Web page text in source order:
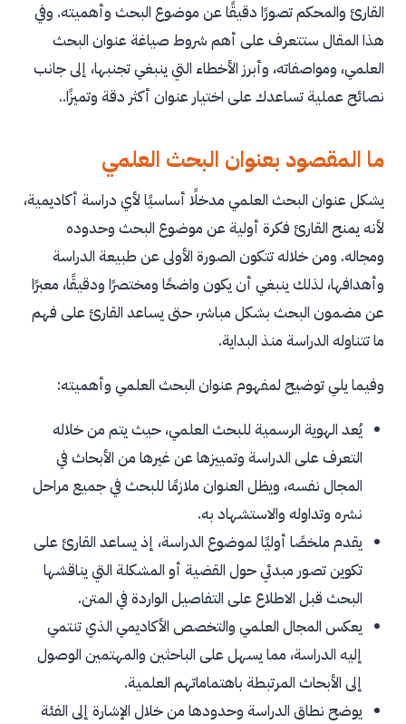
مواصفات عنوان البحث العلمي الجيد
طول عنوان البحث العلمي المناسب
أنواع عناوين البحث العلمي
2.العنوان الاستفهامي
3.العنوان المقارن
4.العنوان التجريبي
6.العنوان التحليلي
كيفية صياغة عنوان البحث العلمي
تحديد فكرة البحث الأساسية
تحقيق التوازن بين الطول والاختصار
ربط العنوان بمشكلة البحث
نصائح مفيدة لصياغة عنوان جيد للبحث العلمي
اجعل العنوان واضحًا ومباشرًا
تجنب العبارات الطويلة غير الضرورية
استخدام مصطلحات علمية دقيقة
التأكد من ارتباط العنوان بمحتوى البحث
مراجعة العنوان أكثر من مرة
القارئ والمحكم تصورًا دقيقًا عن موضوع البحث وأهميته. وفي
هذا المقال ستتعرف على أهم شروط صياغة عنوان البحث
العلمي، ومواصفاته، وأبرز الأخطاء التي ينبغي تجنبها، إلى جانب
نصائح عملية تساعدك على اختيار عنوان أكثر دقة وتميزًا..
ما المقصود بعنوان البحث العلمي
يشكل عنوان البحث العلمي مدخلًا أساسيًا لأي دراسة أكاديمية،
لأنه يمنح القارئ فكرة أولية عن موضوع البحث وحدوده
ومجاله. ومن خلاله تتكون الصورة الأولى عن طبيعة الدراسة
وأهدافها، لذلك ينبغي أن يكون واضحًا ومختصرًا ودقيقًا، معبرًا
عن مضمون البحث بشكل مباشر، حتى يساعد القارئ على فهم
ما تتناوله الدراسة منذ البداية.
وفيما يلي توضيح لمفهوم عنوان البحث العلمي وأهميته:
يُعد الهوية الرسمية للبحث العلمي، حيث يتم من خلاله
التعرف على الدراسة وتمييزها عن غيرها من الأبحاث في
المجال نفسه، ويظل العنوان ملازمًا للبحث في جميع مراحل
نشره وتداوله والاستشهاد به.
يقدم ملخصًا أوليًا لموضوع الدراسة، إذ يساعد القارئ على
تكوين تصور مبدئي حول القضية أو المشكلة التي يناقشها
البحث قبل الاطلاع على التفاصيل الواردة في المتن.
يعكس المجال العلمي والتخصص الأكاديمي الذي تنتمي
إليه الدراسة، مما يسهل على الباحثين والمهتمين الوصول
إلى الأبحاث المرتبطة باهتماماتهم العلمية.
يوضح نطاق الدراسة وحدودها من خلال الإشارة إلى الفئة